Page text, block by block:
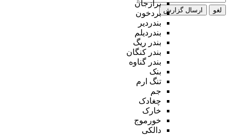
برازجان
بردخون
بندردیر
بندردیلم
بندر ریگ
بندر کنگان
بندر گناوه
بنک
تنگ ارم
جم
چغادک
خارک
خورموج
دالکی
لغو ارسال گزارش